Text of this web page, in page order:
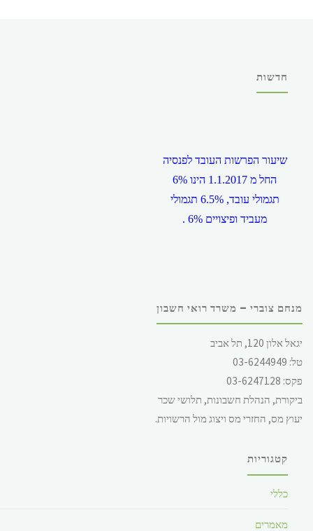
חדשות
שיעור הפרשות העובד לפנסיה
החל מ 1.1.2017 הינו 6%
תגמולי עובד, 6.5% תגמולי
מעביד ופיצויים 6% .
שכר המינימום במשק, החל מ
עבור 5 ימי עבודה ) ולשעה
28.49 ש"ח.
מנחם צוברי – משרד רואי חשבון
יגאל אלון 120, תל אביב
טל: 03-6244949
פקס: 03-6247128
ביקורת, הנהלת חשבונות, תלושי שכר
יעוץ מס, החזרי מס ויצוג מול הרשויות.
קטגוריות
כללי
מאמרים